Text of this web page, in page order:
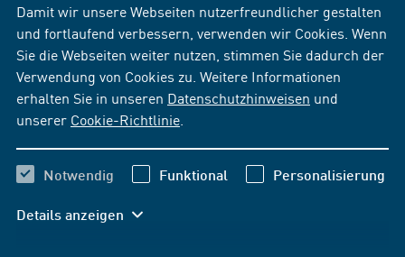
Damit wir unsere Webseiten nutzerfreundlicher gestalten
und fortlaufend verbessern, verwenden wir Cookies. Wenn
Sie die Webseiten weiter nutzen, stimmen Sie dadurch der
Verwendung von Cookies zu. Weitere Informationen
erhalten Sie in unseren Datenschutzhinweisen und
unserer Cookie-Richtlinie
Notwendig Funktional Personalisierung
Details anzeigen